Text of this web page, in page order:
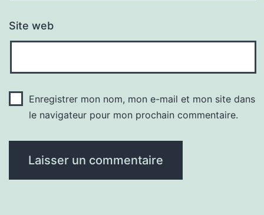
Site web
Enregistrer mon nom, mon e-mail et mon site dans
le navigateur pour mon prochain commentaire.